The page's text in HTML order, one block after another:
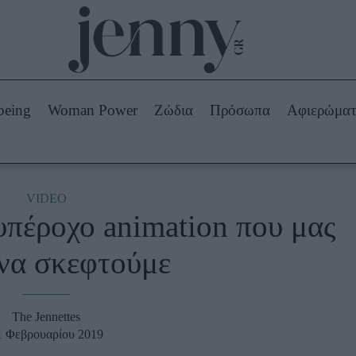
Beauty -
Ομορφιά
Skincare
Μακιγιάζ
Ζώδια
Woman Power Ζώδια Πρόσωπα
VIDEO
animation που μας
σκεφτούμε
The Jennettes
Φεβρουαρίου 2019